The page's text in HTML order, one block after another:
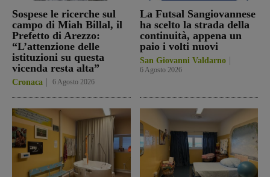
Sospese le ricerche sul
campo di Miah Billal, il
Prefetto di Arezzo:
“L’attenzione delle
istituzioni su questa
vicenda resta alta”
Cronaca 6 Agosto 2026
La Futsal Sangiovannese
ha scelto la strada della
continuità, appena un
paio i volti nuovi
San Giovanni Valdarno
6 Agosto 2026